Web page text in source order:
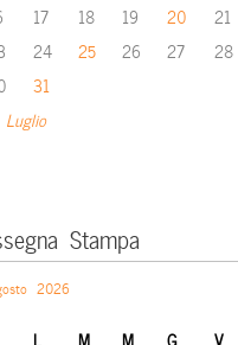
17 18 19 20 21
24 25 26 27 28
31
Stampa
2026
L M M G V